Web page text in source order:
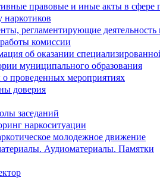
правовые и иные акты в сфере
наркотиков
регламентирующие деятельность
комиссии
об оказании
муниципального образования
проведенных мероприятиях
доверия
заседаний
наркоситуации
молодежное движение
Аудиоматериалы. Памятки